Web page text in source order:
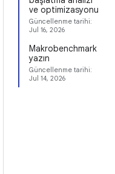
ve optimizasyonu
Güncellenme tarihi:
Jul 16, 2026
Makrobenchmark
yazın
Güncellenme tarihi:
Jul 14, 2026